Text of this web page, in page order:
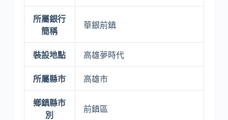
所屬銀行
簡稱
華銀前鎮
裝設地點 高雄夢時代
所屬縣市 高雄市
鄉鎮縣市
別
前鎮區